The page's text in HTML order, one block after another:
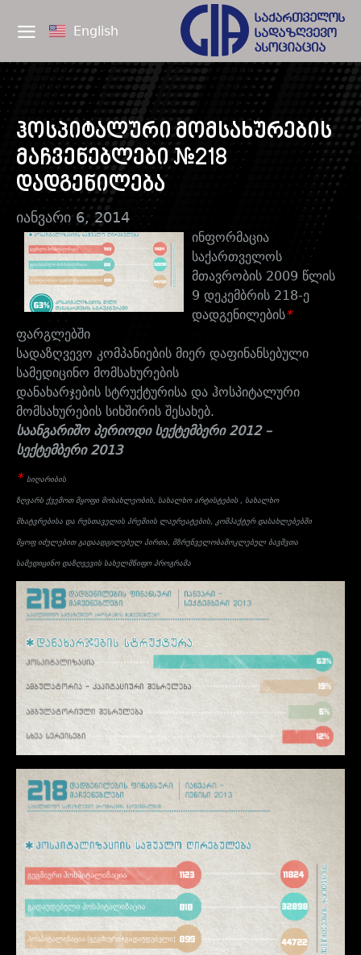
English
ჰოსპიტალური მომსახურების
მაჩვენებლები #218
დადგენილება
იანვარი 6, 2014
ინფორმაცია
საქართველოს
მთავრობის 2009 წლის
9 დეკემბრის 218-ე
დადგენილების*
ფარგლებში
სადაზღვევო კომპანიების მიერ დაფინანსებული
სამედიცინო მომსახურების
დანახარჯების სტრუქტურისა და ჰოსპიტალური
მომსახურების სიხშირის შესახებ.
საანგარიშო პერიოდი სექტემბერი 2012 –
სექტემბერი 2013
* სიღარიბის
ზღვარს ქვემოთ მყოფი მოსახლეობის, სახალხო არტისტების , სახალხო
მხატვრებისა და რუსთაველის პრემიის ლაურეატების, კომპაქტურ დასახლებებში
მყოფ იძულებით გადაადგილებულ პირთა, მზრუნველობამოკლებულ ბავშვთა
სამედიცინო დაზღვევის სახელმწიფო პროგრამა